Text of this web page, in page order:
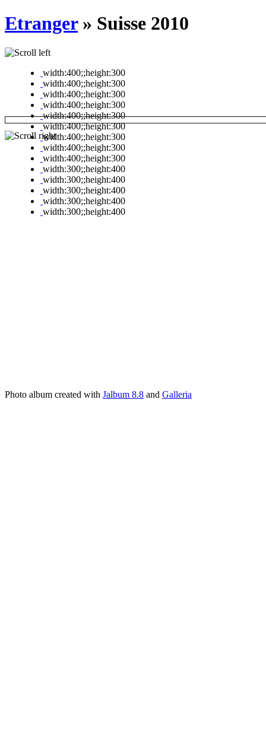
Etranger» Suisse 2010
width:400;;height:300
width:400;;height:300
width:400;;height:300
width:400;;height:300
width:400;;height:300
width:400;;height:300
width:400;;height:300
width:400;;height:300
width:400;;height:300
width:300;;height:400
width:300;;height:400
width:300;;height:400
width:300;;height:400
width:300;;height:400
Photo album created with Jalbum 8.8 and Galleria